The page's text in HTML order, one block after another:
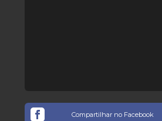
Compartilhar no Facebook